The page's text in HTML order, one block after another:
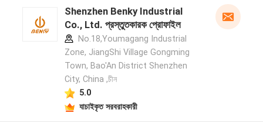
Shenzhen Benky Industrial
Co., Ltd. প্রস্তুতকারক প্রোফাইল
No.18,Youmagang Industrial
Zone, JiangShi Village Gongming
Town, Bao'An District Shenzhen
City, China ,চীন
5.0
যাচাইকৃত সরবরাহকারী